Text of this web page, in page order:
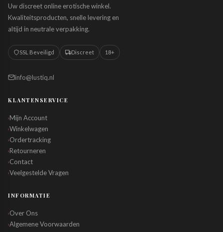
Uw discreet online erotische winkel.
Kwaliteitsproducten, snelle levering en
altijd in neutrale verpakking.
SSL Beveiligd Discreet 18+
info@lustiq.nl
KLANTENSERVICE
›Mijn Account
›Winkelwagen
›Ordertracking
›Retourneren
›Contact
›Veelgestelde Vragen
INFORMATIE
›Over Ons
›Algemene Voorwaarden